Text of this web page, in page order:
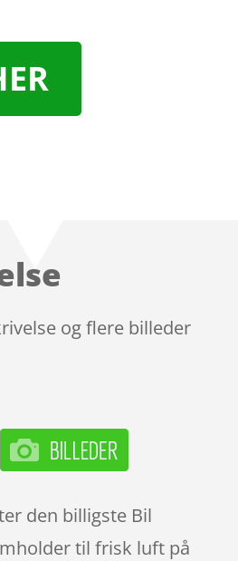
og flere billeder
den billigste Bil
til frisk luft på